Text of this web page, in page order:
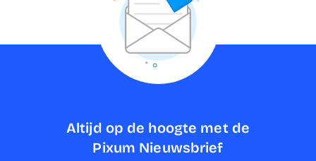
Altijd op de hoogte met de
Pixum Nieuwsbrief